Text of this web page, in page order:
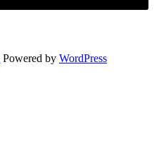
Powered by WordPress